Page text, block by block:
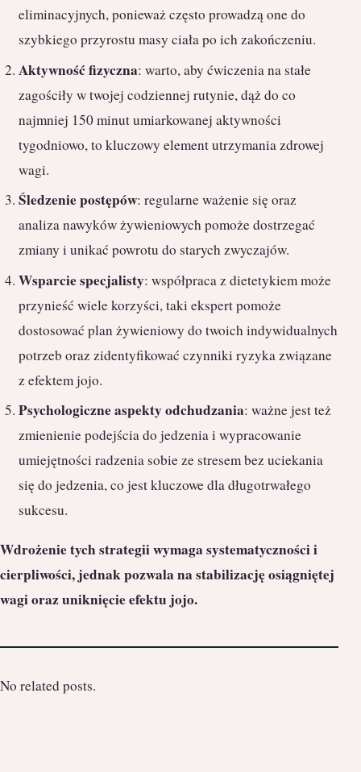
eliminacyjnych, ponieważ często prowadzą one do
szybkiego przyrostu masy ciała po ich zakończeniu.
Aktywność fizyczna: warto, aby ćwiczenia na stałe
zagościły w twojej codziennej rutynie, dąż do co
najmniej 150 minut umiarkowanej aktywności
tygodniowo, to kluczowy element utrzymania zdrowej
wagi.
Śledzenie postępów: regularne ważenie się oraz
analiza nawyków żywieniowych pomoże dostrzegać
zmiany i unikać powrotu do starych zwyczajów.
Wsparcie specjalisty: współpraca z dietetykiem może
przynieść wiele korzyści, taki ekspert pomoże
dostosować plan żywieniowy do twoich indywidualnych
potrzeb oraz zidentyfikować czynniki ryzyka związane
z efektem jojo.
Psychologiczne aspekty odchudzania: ważne jest też
zmienienie podejścia do jedzenia i wypracowanie
umiejętności radzenia sobie ze stresem bez uciekania
się do jedzenia, co jest kluczowe dla długotrwałego
sukcesu.
Wdrożenie tych strategii wymaga systematyczności i
cierpliwości, jednak pozwala na stabilizację osiągniętej
wagi oraz uniknięcie efektu jojo.
No related posts.